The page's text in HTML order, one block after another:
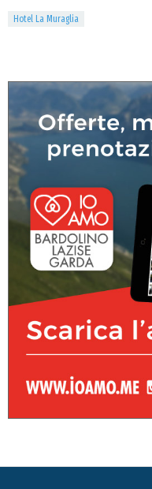
Hotel La Muraglia